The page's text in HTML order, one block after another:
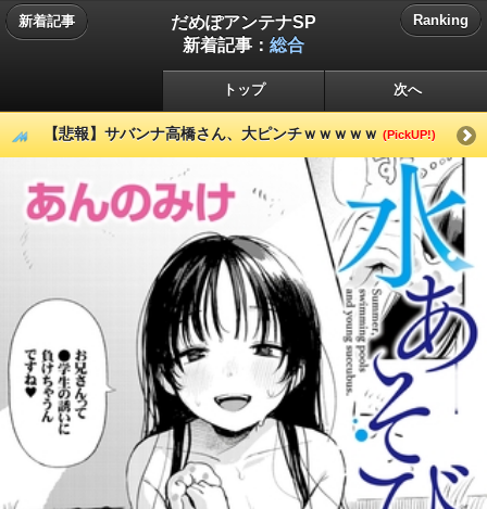
新着記事
だめぽアンテナSP
新着記事： 総合
Ranking
トップ 次へ
【悲報】サバンナ高橋さん、大ピンチｗｗｗｗｗ (PickUP!)